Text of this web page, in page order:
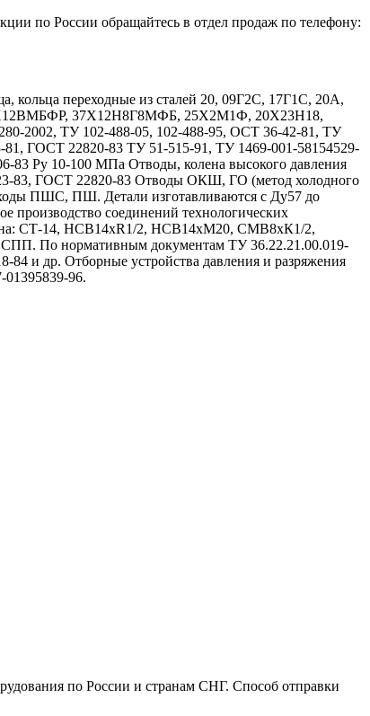
по России обращайтесь в отдел продаж по телефону:
переходные из сталей 20, 09Г2С, 17Г1С, 20А,
37Х12Н8Г8МФБ, 25Х2М1Ф, 20Х23Н18,
2002, ТУ 102-488-05, 102-488-95, ОСТ 36-42-81, ТУ
ГОСТ 22820-83 ТУ 51-515-91, ТУ 1469-001-58154529-
Ру 10-100 МПа Отводы, колена высокого давления
83, ГОСТ 22820-83 Отводы ОКШ, ГО (метод холодного
ПШС, ПШ. Детали изготавливаются с Ду57 до
соединений технологических
СТ-14, НСВ14хR1/2, НСВ14хМ20, СМВ8хК1/2,
нормативным документам ТУ 36.22.21.00.019-
и др. Отборные устройства давления и разряжения
96.
по России и странам СНГ. Способ отправки